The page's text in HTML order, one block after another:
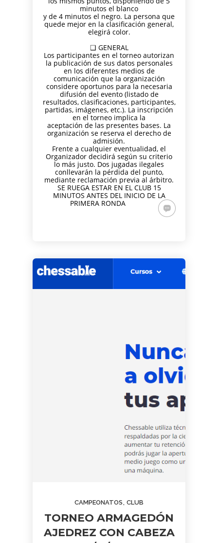
minutos el blanco
y de 4 minutos el negro. La persona que
quede mejor en la clasificación general,
elegirá color.
❑ GENERAL
Los participantes en el torneo autorizan
la publicación de sus datos personales
en los diferentes medios de
comunicación que la organización
considere oportunos para la necesaria
difusión del evento (listado de
resultados, clasificaciones, participantes,
partidas, imágenes, etc.). La inscripción
en el torneo implica la
aceptación de las presentes bases. La
organización se reserva el derecho de
admisión.
Frente a cualquier eventualidad, el
Organizador decidirá según su criterio
lo más justo. Dos jugadas ilegales
conllevarán la pérdida del punto,
mediante reclamación previa al árbitro.
SE RUEGA ESTAR EN EL CLUB 15
MINUTOS ANTES DEL INICIO DE LA
PRIMERA RONDA
CAMPEONATOS, CLUB
TORNEO ARMAGEDÓN
AJEDREZ CON CABEZA